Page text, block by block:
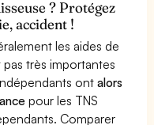
? Protégez
accident !
les aides de
très importantes
ontalors
pour les TNS
Comparer